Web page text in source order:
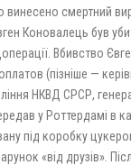
смертний
Коновалець був
Вбивство
(пізніше —
НКВД СРСР,
у Роттердамі в
під коробку
«від друзів».